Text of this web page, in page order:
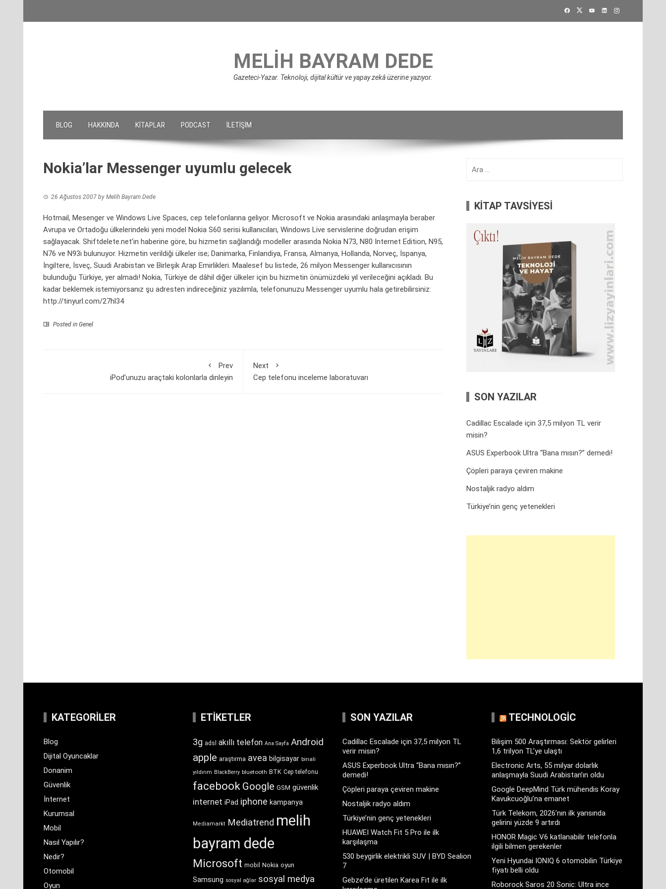
MELIH BAYRAM DEDE
Gazeteci-Yazar. Teknoloji, dijital kültür ve yapay zekâ üzerine yazıyor.
BLOG HAKKINDA KITAPLAR PODCAST İLETIŞIM
Nokia’lar Messenger uyumlu gelecek
26 Ağustos 2007 by Melih Bayram Dede
Hotmail, Mesenger ve Windows Live Spaces, cep telefonlarına geliyor. Microsoft ve Nokia arasındaki anlaşmayla beraber
Avrupa ve Ortadoğu ülkelerindeki yeni model Nokia S60 serisi kullanıcıları, Windows Live servislerine doğrudan erişim
sağlayacak. Shiftdelete.net’in haberine göre, bu hizmetin sağlandığı modeller arasında Nokia N73, N80 Internet Edition, N95,
N76 ve N93i bulunuyor. Hizmetin verildiği ülkeler ise; Danimarka, Finlandiya, Fransa, Almanya, Hollanda, Norveç, İspanya,
İngiltere, İsveç, Suudi Arabistan ve Birleşik Arap Emirlikleri. Maalesef bu listede, 26 milyon Messenger kullanıcısının
bulunduğu Türkiye, yer almadı! Nokia, Türkiye de dâhil diğer ülkeler için bu hizmetin önümüzdeki yıl verileceğini açıkladı. Bu
kadar beklemek istemiyorsanız şu adresten indireceğiniz yazılımla, telefonunuzu Messenger uyumlu hala getirebilirsiniz:
http://tinyurl.com/27hl34
Posted in Genel
Prev
iPod’unuzu araçtaki kolonlarla dinleyin
Next
Cep telefonu inceleme laboratuvarı
KİTAP TAVSİYESİ
SON YAZILAR
Cadillac Escalade için 37,5 milyon TL verir
misin?
ASUS Experbook Ultra “Bana mısın?” demedi!
Çöpleri paraya çeviren makine
Nostaljik radyo aldım
Türkiye’nin genç yetenekleri
KATEGORILER
Blog
Dijital Oyuncaklar
Donanim
Güvenlik
İnternet
Kurumsal
Mobil
Nasıl Yapılır?
Nedir?
Otomobil
Oyun
ETIKETLER
3g adsl akıllı telefon Ana Sayfa Android
apple araştırma avea bilgisayar binali
yıldırım BlackBerry bluetooth BTK Cep telefonu
facebook Google GSM güvenlik
internet iPad iphone kampanya
Mediamarkt Mediatrend melih
bayram dede
Microsoft mobil Nokia oyun
Samsung sosyal ağlar sosyal medya
SON YAZILAR
Cadillac Escalade için 37,5 milyon TL
verir misin?
ASUS Experbook Ultra “Bana mısın?”
demedi!
Çöpleri paraya çeviren makine
Nostaljik radyo aldım
Türkiye’nin genç yetenekleri
HUAWEI Watch Fit 5 Pro ile ilk
karşılaşma
530 beygirlik elektrikli SUV | BYD Sealion
7
Gebze’de üretilen Karea Fit ile ilk
TECHNOLOGIC
Bilişim 500 Araştırması: Sektör gelirleri
1,6 trilyon TL’ye ulaştı
Electronic Arts, 55 milyar dolarlık
anlaşmayla Suudi Arabistan’ın oldu
Google DeepMind Türk mühendis Koray
Kavukcuoğlu’na emanet
Türk Telekom, 2026’nın ilk yarısında
gelirini yüzde 9 artırdı
HONOR Magic V6 katlanabilir telefonla
ilgili bilmen gerekenler
Yeni Hyundai IONIQ 6 otomobilin Türkiye
fiyatı belli oldu
Roborock Saros 20 Sonic: Ultra ince